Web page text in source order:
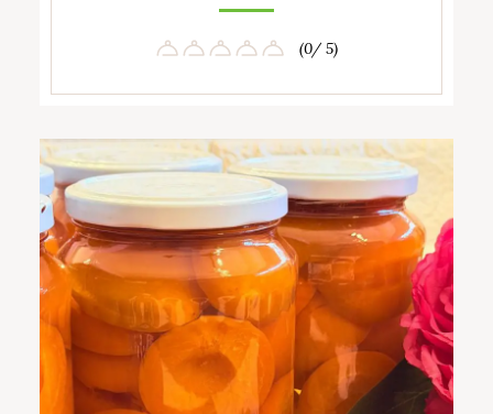
(0/ 5)